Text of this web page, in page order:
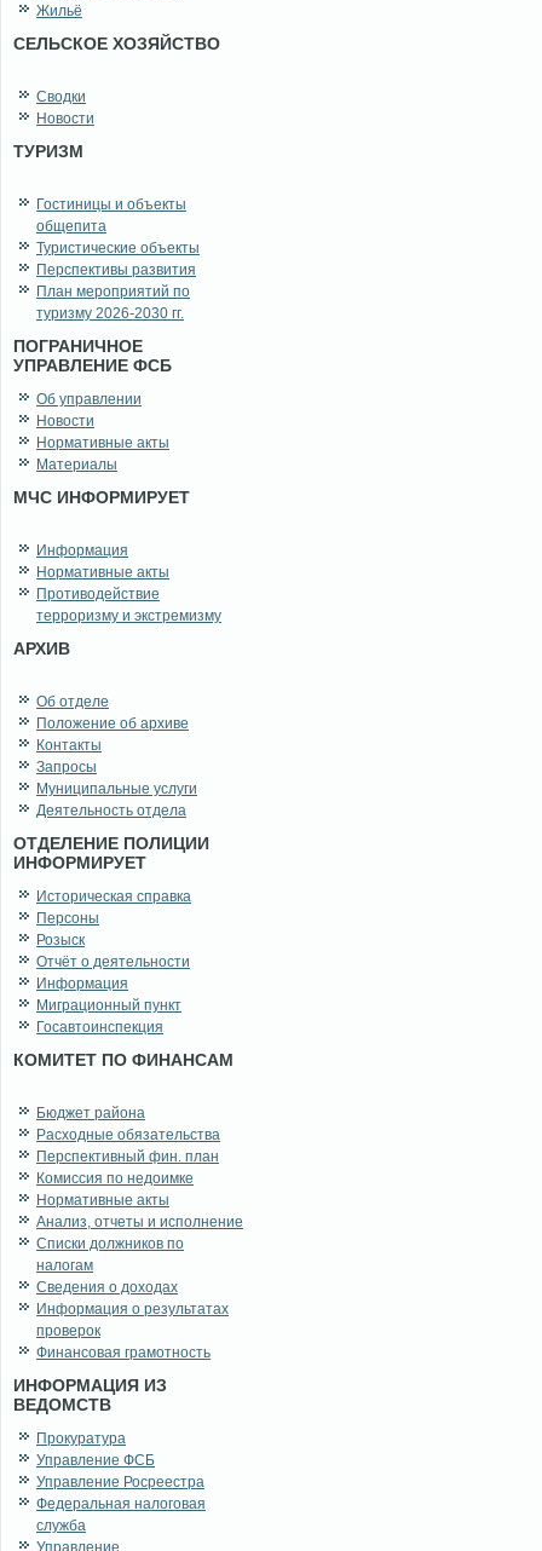
Жильё
СЕЛЬСКОЕ ХОЗЯЙСТВО
Сводки
Новости
ТУРИЗМ
Гостиницы и объекты
общепита
Туристические объекты
Перспективы развития
План мероприятий по
туризму 2026-2030 гг.
ПОГРАНИЧНОЕ
УПРАВЛЕНИЕ ФСБ
Об управлении
Новости
Нормативные акты
Материалы
МЧС ИНФОРМИРУЕТ
Информация
Нормативные акты
Противодействие
терроризму и экстремизму
АРХИВ
Об отделе
Положение об архиве
Контакты
Запросы
Муниципальные услуги
Деятельность отдела
ОТДЕЛЕНИЕ ПОЛИЦИИ
ИНФОРМИРУЕТ
Историческая справка
Персоны
Розыск
Отчёт о деятельности
Информация
Миграционный пункт
Госавтоинспекция
КОМИТЕТ ПО ФИНАНСАМ
Бюджет района
Расходные обязательства
Перспективный фин. план
Комиссия по недоимке
Нормативные акты
Анализ, отчеты и исполнение
Списки должников по
налогам
Сведения о доходах
Информация о результатах
проверок
Финансовая грамотность
ИНФОРМАЦИЯ ИЗ
ВЕДОМСТВ
Прокуратура
Управление ФСБ
Управление Росреестра
Федеральная налоговая
служба
Управление